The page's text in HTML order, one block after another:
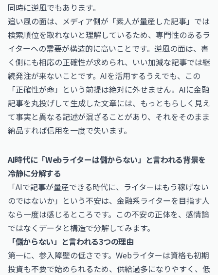
同時に逆風でもあります。
追い風の面は、メディア側が「素人が量産した記事」では
検索順位を取れないと理解しているため、専門性のあるラ
イターへの需要が構造的に高いことです。逆風の面は、書
く側にも相応の正確性が求められ、いい加減な記事では継
続発注が来ないことです。AIを活用するうえでも、この
「正確性が命」という前提は絶対に外せません。AIに金融
記事を丸投げして生成した文章には、もっともらしく見え
て事実と異なる記述が混ざることがあり、それをそのまま
納品すれば信用を一度で失います。
AI時代に「Webライターは儲からない」と言われる背景を
冷静に分解する
「AIで記事が量産できる時代に、ライターはもう稼げない
のではないか」という不安は、金融系ライターを目指す人
なら一度は感じるところです。この不安の正体を、感情論
ではなくデータと構造で分解してみます。
「儲からない」と言われる3つの理由
第一に、参入障壁の低さです。Webライターは資格も初期
投資も不要で始められるため、供給過多になりやすく、低